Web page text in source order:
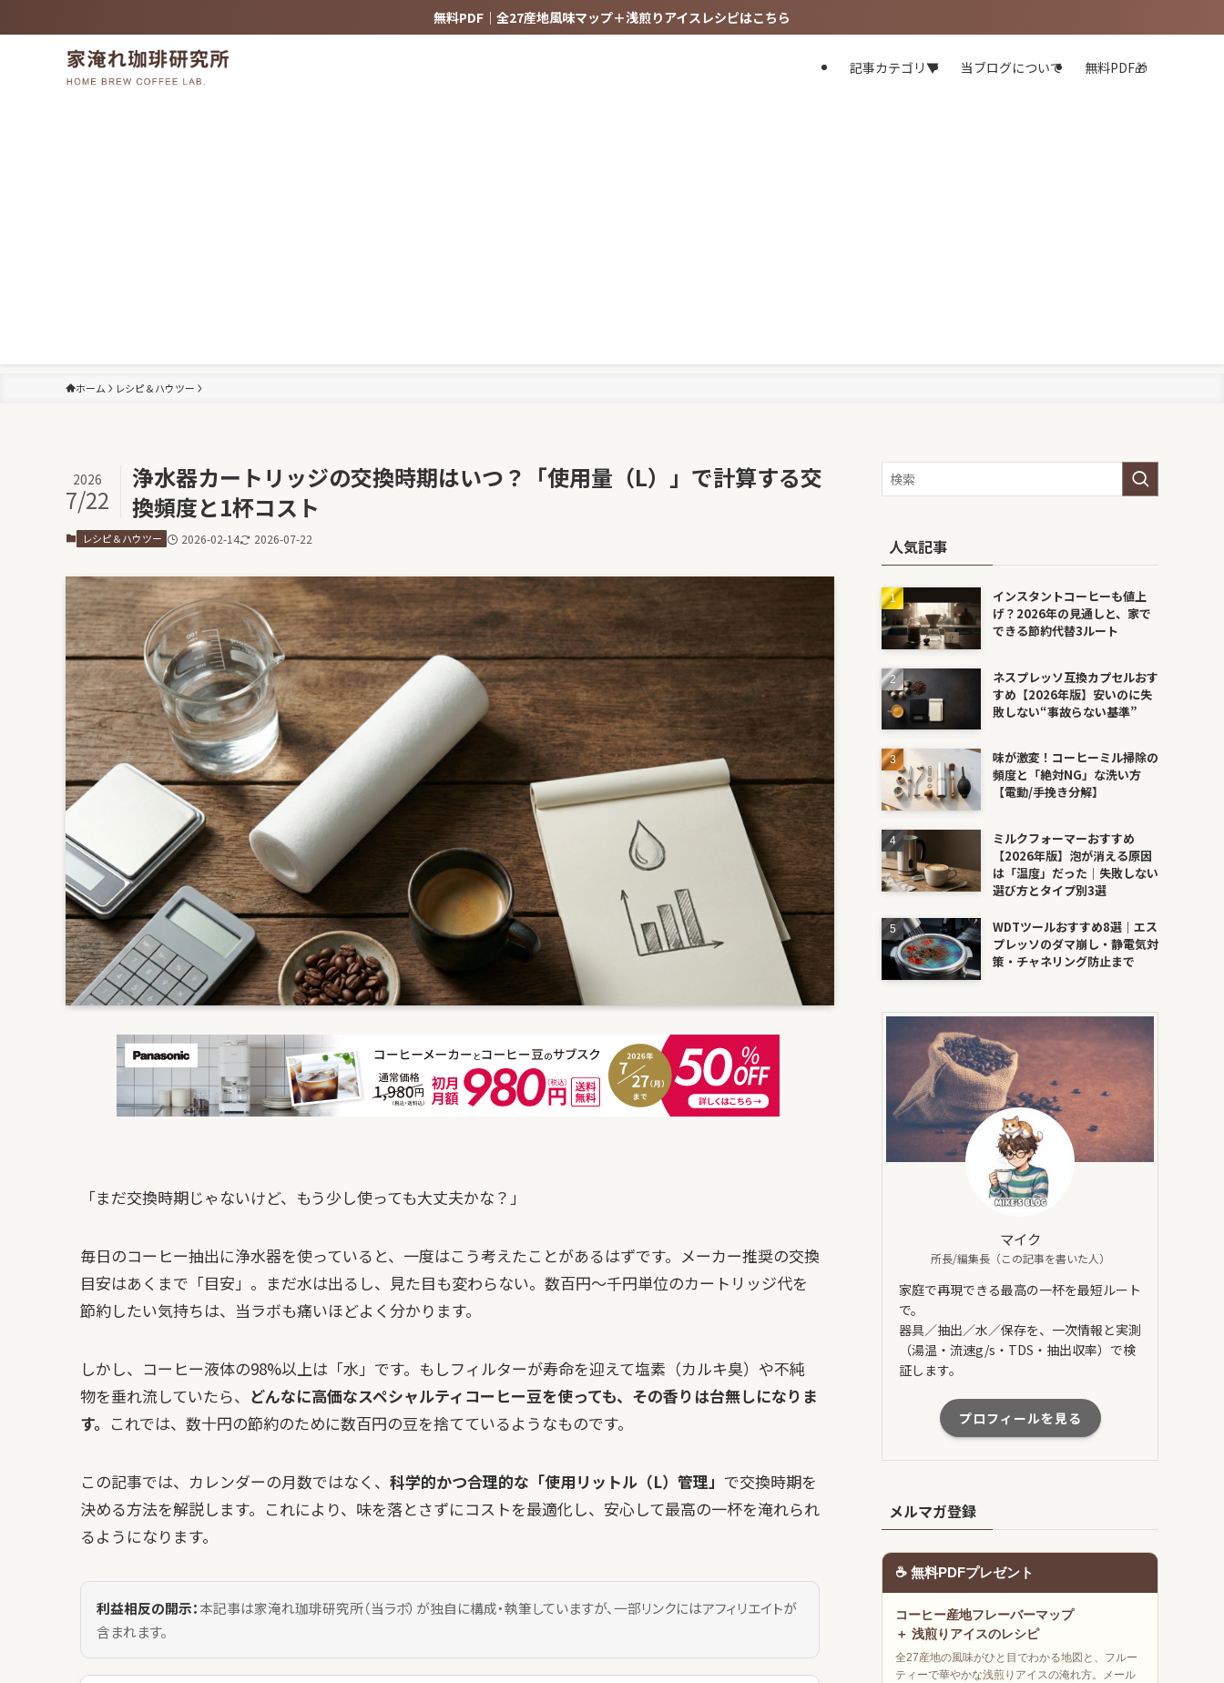
無料PDF｜全27産地風味マップ＋浅煎りアイスレシピはこちら
記事カテゴリ▼ 当ブログについて 無料PDF🎁
ホーム レシピ＆ハウツー
浄水器カートリッジの交換時期はいつ？「使用量（L）」で計算する交
換頻度と1杯コスト
2026
7/22
レシピ＆ハウツー 2026-02-14 2026-07-22
「まだ交換時期じゃないけど、もう少し使っても大丈夫かな？」
毎日のコーヒー抽出に浄水器を使っていると、一度はこう考えたことがあるはずです。メーカー推奨の交換
目安はあくまで「目安」。まだ水は出るし、見た目も変わらない。数百円〜千円単位のカートリッジ代を
節約したい気持ちは、当ラボも痛いほどよく分かります。
しかし、コーヒー液体の98%以上は「水」です。もしフィルターが寿命を迎えて塩素（カルキ臭）や不純
物を垂れ流していたら、 どんなに高価なスペシャルティコーヒー豆を使っても、その香りは台無しになりま
す。 これでは、数十円の節約のために数百円の豆を捨てているようなものです。
この記事では、カレンダーの月数ではなく、 科学的かつ合理的な「使用リットル（L）管理」 で交換時期を
決める方法を解説します。これにより、味を落とさずにコストを最適化し、安心して最高の一杯を淹れられ
るようになります。
利益相反の開示：本記事は家淹れ珈琲研究所（当ラボ）が独自に構成・執筆していますが、一部リンクにはアフィリエイトが
含まれます。
人気記事
インスタントコーヒーも値上
げ？2026年の見通しと、家で
できる節約代替3ルート
ネスプレッソ互換カプセルおす
すめ【2026年版】安いのに失
敗しない“事故らない基準”
味が激変！コーヒーミル掃除の
頻度と「絶対NG」な洗い方
【電動/手挽き分解】
ミルクフォーマーおすすめ
【2026年版】泡が消える原因
は「温度」だった｜失敗しない
選び方とタイプ別3選
WDTツールおすすめ8選｜エス
プレッソのダマ崩し・静電気対
策・チャネリング防止まで
マイク
所長/編集長（この記事を書いた人）
家庭で再現できる最高の一杯を最短ルート
で。
器具／抽出／水／保存を、一次情報と実測
（湯温・流速g/s・TDS・抽出収率）で検
証します。
プロフィールを見る
メルマガ登録
☕ 無料PDFプレゼント
コーヒー産地フレーバーマップ
＋ 浅煎りアイスのレシピ
全27産地の風味がひと目でわかる地図と、フルー
ティーで華やかな浅煎りアイスの淹れ方。メール